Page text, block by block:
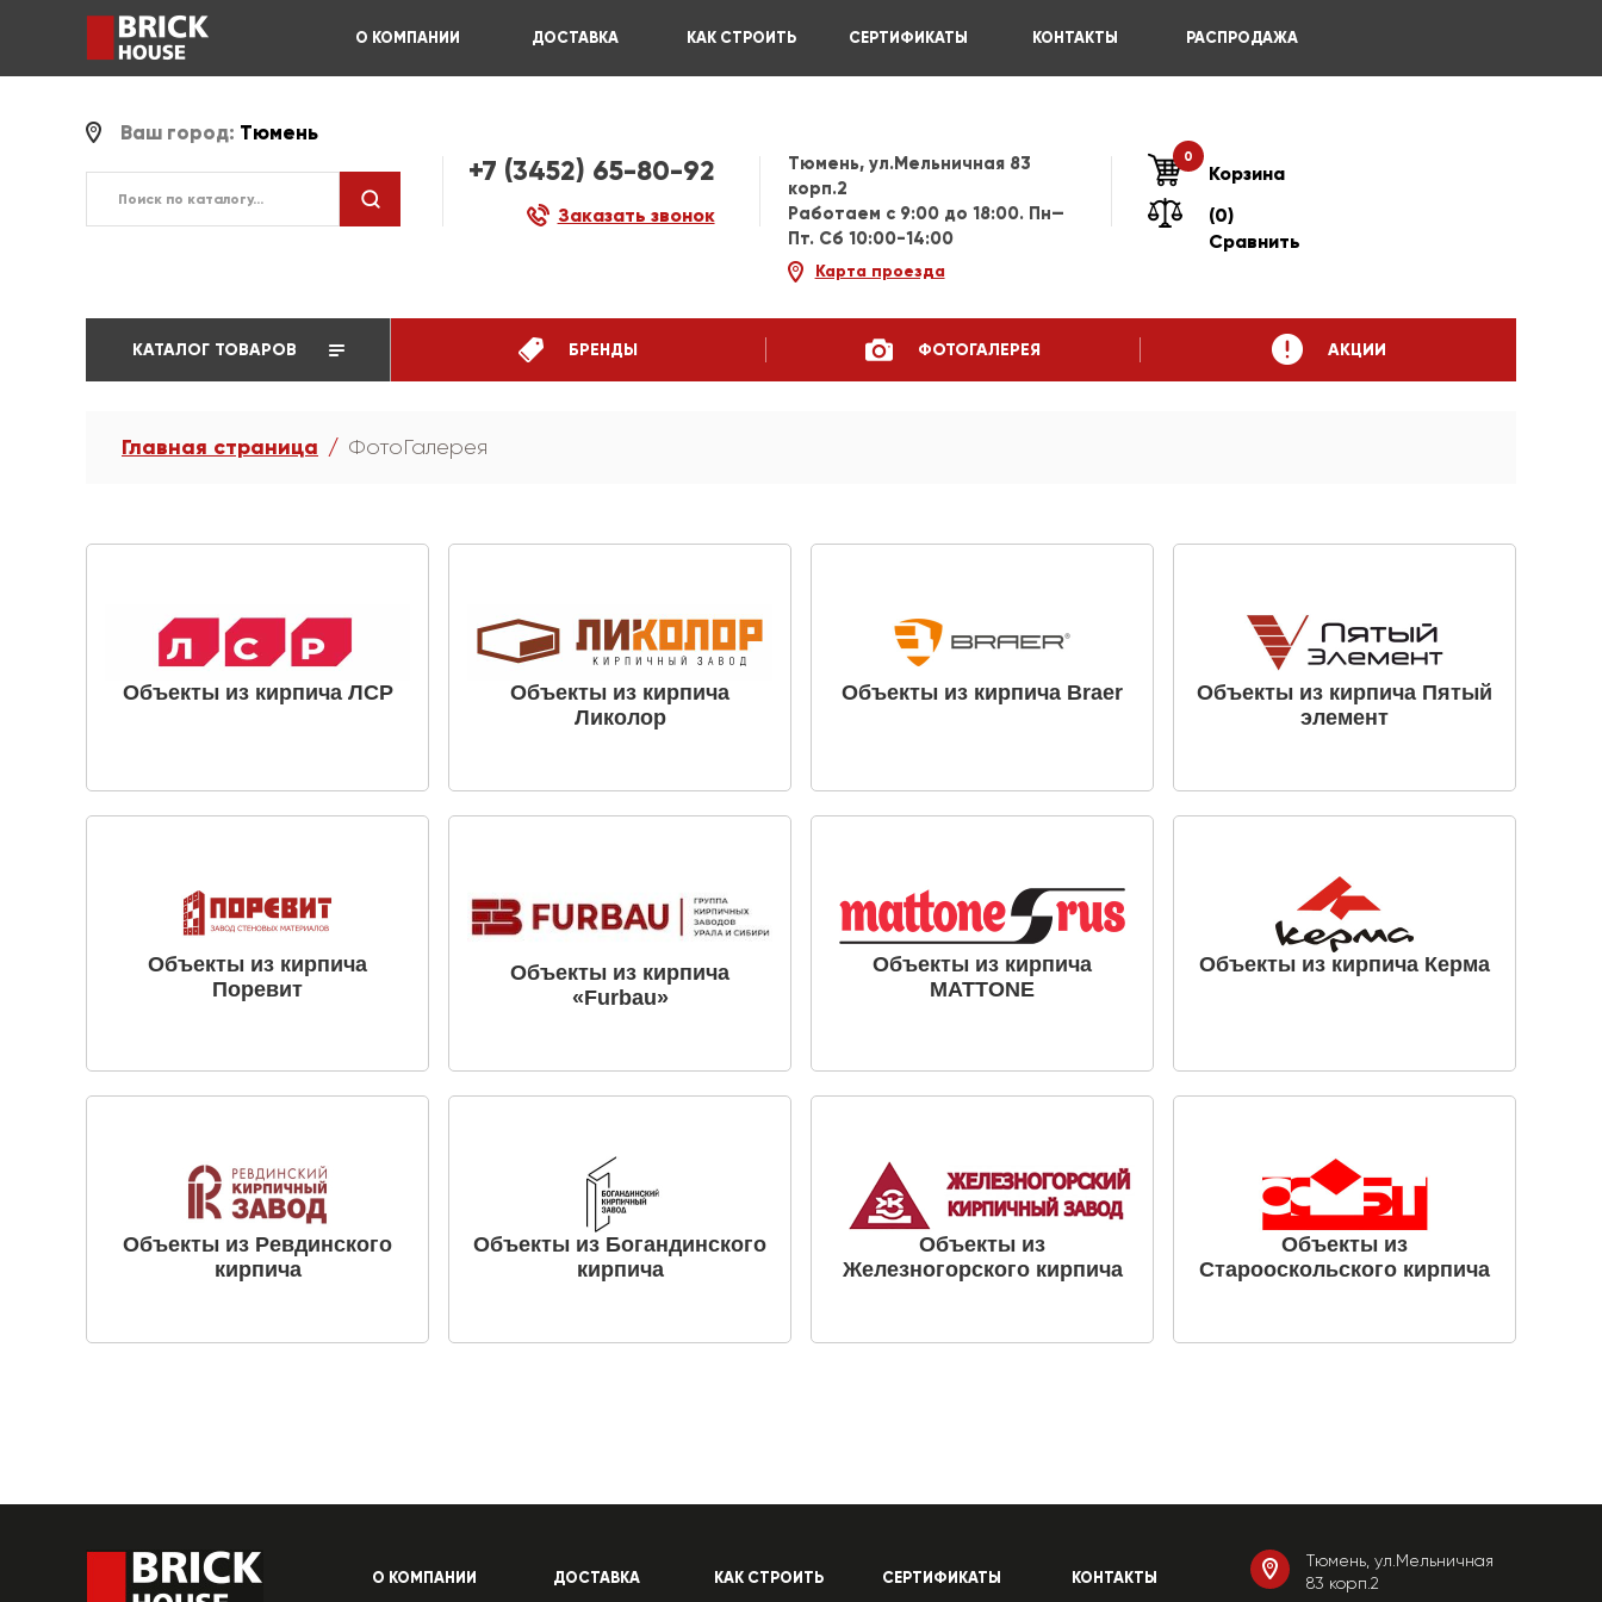
О КОМПАНИИ ДОСТАВКА КАК СТРОИТЬ СЕРТИФИКАТЫ КОНТАКТЫ РАСПРОДАЖА
Ваш город: Тюмень
+7 (3452) 65-80-92
Заказать звонок
Тюмень, ул.Мельничная 83
корп.2
Работаем c 9:00 до 18:00. Пн—
Пт. Сб 10:00-14:00
Карта проезда
0
Корзина
(0)
Сравнить
КАТАЛОГ ТОВАРОВ БРЕНДЫ ФОТОГАЛЕРЕЯ АКЦИИ
Главная страница ФотоГалерея
Объекты из кирпича ЛСР
Объекты из кирпича
Ликолор
Объекты из кирпича Braer
Объекты из кирпича Пятый
элемент
Объекты из кирпича
Поревит
Объекты из кирпича
«Furbau»
Объекты из кирпича
MATTONE
Объекты из кирпича Керма
Объекты из Ревдинского
кирпича
Объекты из Богандинского
кирпича
Объекты из
Железногорского кирпича
Объекты из
Старооскольского кирпича
О КОМПАНИИ ДОСТАВКА КАК СТРОИТЬ СЕРТИФИКАТЫ КОНТАКТЫ
Тюмень, ул.Мельничная
83 корп.2